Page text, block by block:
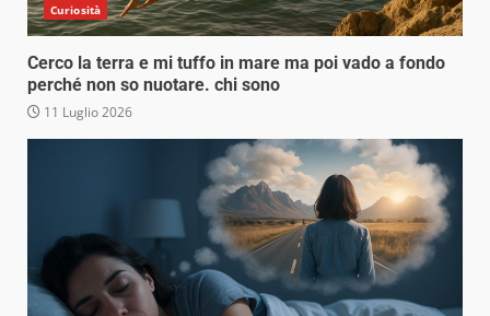
Curiosità
Cerco la terra e mi tuffo in mare ma poi vado a fondo
perché non so nuotare. chi sono
11 Luglio 2026